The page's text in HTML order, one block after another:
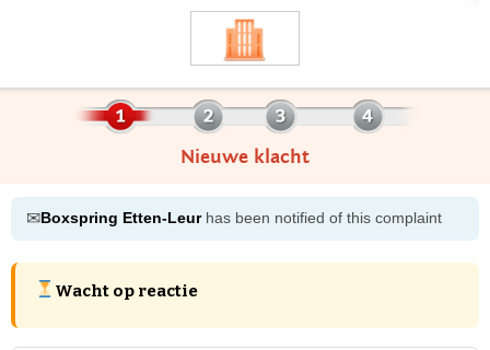
Nieuwe klacht
✉Boxspring Etten-Leurhas been notified of this complaint
Wacht op reactie